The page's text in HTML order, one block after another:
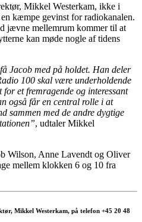
Mikkel Westerkam, ikke i
kæmpe gevinst for radiokanalen.
jævne mellemrum kommer til at
kan møde nogle af tidens
Jacob med på holdet. Han deler
100 skal være underholdende
et fremragende og interessant
også får en central rolle i at
sammen med de andre dygtige
, udtaler Mikkel
Wilson, Anne Lavendt og Oliver
mellem klokken 6 og 10 fra
Mikkel Westerkam, på telefon +45 20 48